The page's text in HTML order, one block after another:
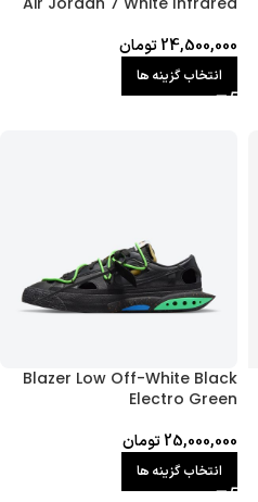
24,500,000تومان
انتخاب گزینه ها
Blazer Low Off-White Black
Electro Green
25,000,000تومان
انتخاب گزینه ها